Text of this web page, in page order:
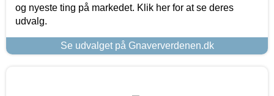
og nyeste ting på markedet. Klik her for at se deres
udvalg.
Se udvalget på Gnaververdenen.dk